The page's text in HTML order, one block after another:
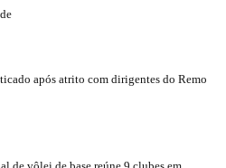
após atrito com dirigentes do Remo